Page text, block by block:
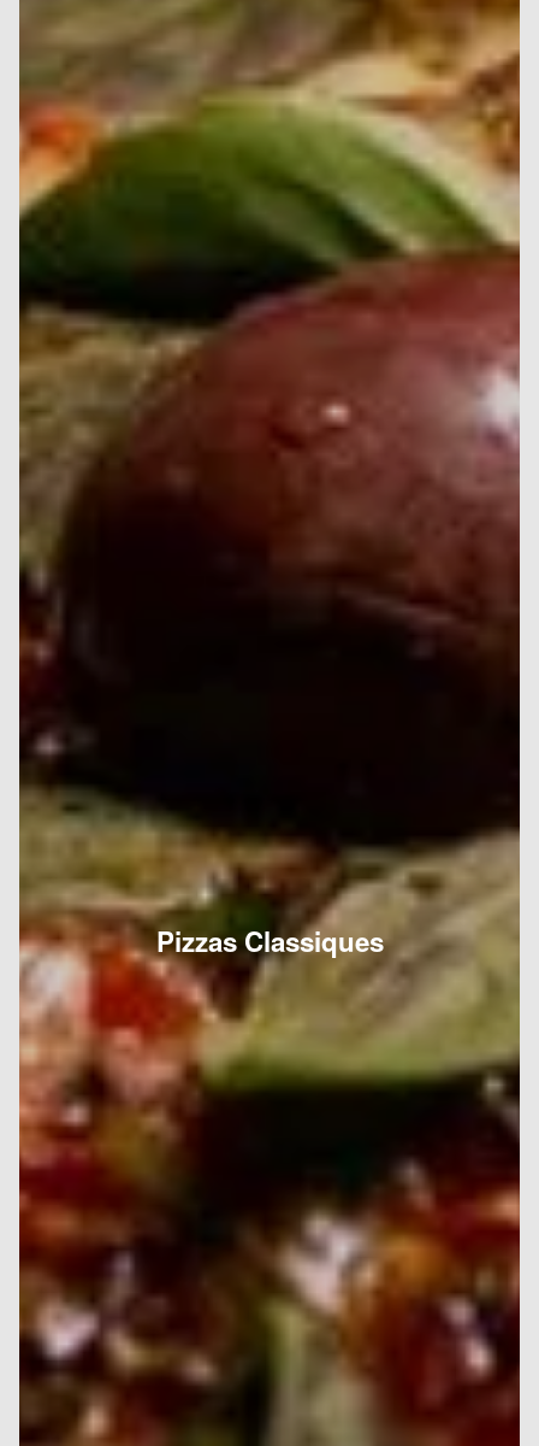
Pizzas Classiques